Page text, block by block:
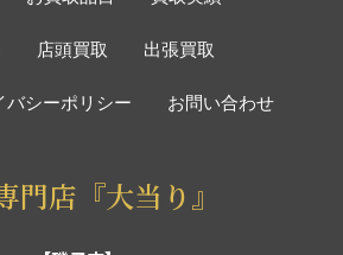
店頭買取 出張買取
バシーポリシー お問い合わせ
門店『大当り』